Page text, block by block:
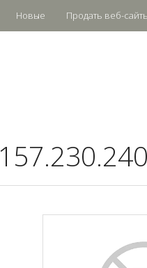
Новые Продать веб-